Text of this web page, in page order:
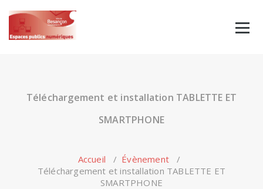
content
Téléchargement et installation TABLETTE ET
SMARTPHONE
Accueil / Évènement /
Téléchargement et installation TABLETTE ET
SMARTPHONE